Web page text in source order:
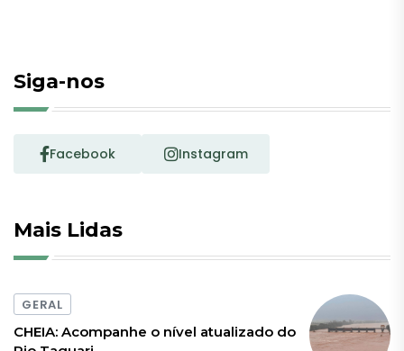
Siga-nos
Facebook Instagram
Mais Lidas
GERAL
CHEIA: Acompanhe o nível atualizado do